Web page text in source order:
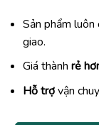
Sản phẩm luôn
giao.
Giá thành rẻ
Hỗ trợvận